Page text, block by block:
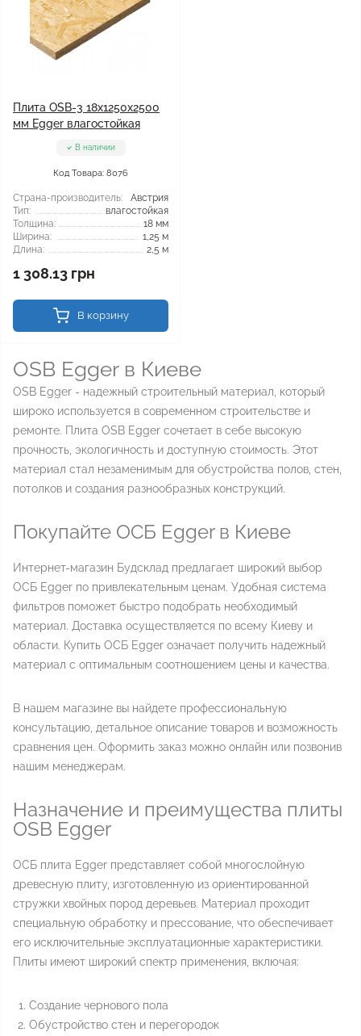
Плита OSB-3 18x1250x2500
мм Egger влагостойкая
В наличии
Код Товара: 8076
Страна-производитель:
Австрия
Тип:
влагостойкая
Толщина:
18 мм
Ширина:
1,25 м
Длина:
2,5 м
1 308.13 грн
В корзину
OSB Egger в Киеве
OSB Egger - надежный строительный материал, который
широко используется в современном строительстве и
ремонте. Плита OSB Egger сочетает в себе высокую
прочность, экологичность и доступную стоимость. Этот
материал стал незаменимым для обустройства полов, стен,
потолков и создания разнообразных конструкций.
Покупайте ОСБ Egger в Киеве
Интернет-магазин Будсклад предлагает широкий выбор
ОСБ Egger по привлекательным ценам. Удобная система
фильтров поможет быстро подобрать необходимый
материал. Доставка осуществляется по всему Киеву и
области. Купить ОСБ Egger означает получить надежный
материал с оптимальным соотношением цены и качества.
В нашем магазине вы найдете профессиональную
консультацию, детальное описание товаров и возможность
сравнения цен. Оформить заказ можно онлайн или позвонив
нашим менеджерам.
Назначение и преимущества плиты
OSB Egger
ОСБ плита Egger представляет собой многослойную
древесную плиту, изготовленную из ориентированной
стружки хвойных пород деревьев. Материал проходит
специальную обработку и прессование, что обеспечивает
его исключительные эксплуатационные характеристики.
Плиты имеют широкий спектр применения, включая:
Создание чернового пола
Обустройство стен и перегородок